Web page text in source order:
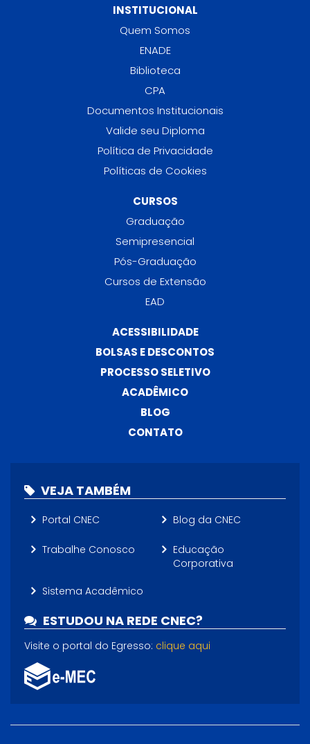
INSTITUCIONAL
Quem Somos
ENADE
Biblioteca
CPA
Documentos Institucionais
Valide seu Diploma
Política de Privacidade
Políticas de Cookies
CURSOS
Graduação
Semipresencial
Pós-Graduação
Cursos de Extensão
EAD
ACESSIBILIDADE
BOLSAS E DESCONTOS
PROCESSO SELETIVO
ACADÊMICO
BLOG
CONTATO
VEJA TAMBÉM
Portal CNEC Blog da CNEC
Trabalhe Conosco
Educação
Corporativa
Sistema Acadêmico
ESTUDOU NA REDE CNEC?
Visite o portal do Egresso: clique aqui